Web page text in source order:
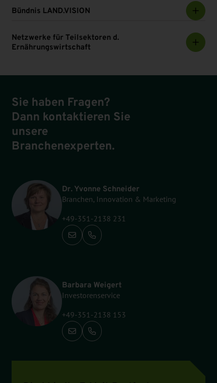
Bündnis LAND.VISION
Netzwerke für Teilsektoren d.
Ernährungswirtschaft
Sie haben Fragen?
Dann kontaktieren Sie
unsere
Branchenexperten.
Dr. Yvonne Schneider
Branchen, Innovation & Marketing
+49-351-2138 231
Anrufen: +49-351-2138 231
Barbara Weigert
Investorenservice
+49-351-2138 153
Anrufen: +49-351-2138 153